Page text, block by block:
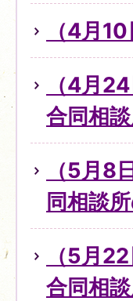
（4月
（4月
合同相
（5月8
同相談
（5月
合同相